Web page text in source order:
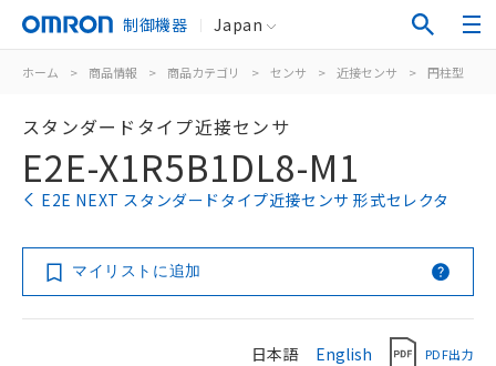
制御機器 Japan
ホーム > 商品情報 > 商品カテゴリ > センサ > 近接センサ > 円柱型
スタンダードタイプ近接センサ
E2E-X1R5B1DL8-M1
E2E NEXT スタンダードタイプ近接センサ 形式セレクタ
マイリストに追加
日本語 English PDF出力